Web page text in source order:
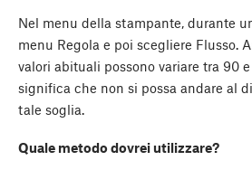
Nel menu della stampante, durante
menu Regola e poi scegliere Flusso.
valori abituali possono variare tra 90
significa che non si possa andare al
tale soglia.
Quale metodo dovrei utilizzare?